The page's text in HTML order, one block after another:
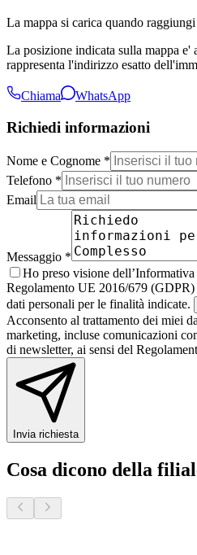
La mappa si carica quando raggiungi
La posizione indicata sulla mappa e'
rappresenta l'indirizzo esatto
Chiama WhatsApp
Richiedi informazioni
Nome e Cognome *
Telefono *
Email
Messaggio *
Ho preso visione
Regolamento UE 2016/679 (GDPR)
dati personali per le finalità indicate.
Acconsento al trattamento dei miei
marketing, incluse comunicazioni
di newsletter, ai sensi del
Invia richiesta
Cosa dicono della